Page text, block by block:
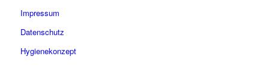
Impressum
Datenschutz
Hygienekonzept